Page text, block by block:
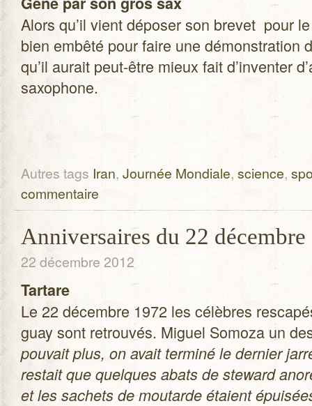
Alors qu’il vient dépo­ser son bre­vet pour
bien embêté pour faire une démons­tra­tion
qu’il aurait peut-être mieux fait d’inventer
saxophone.
Autres tags Iran, Journée Mondiale, science,
commentaire
Anniversaires du 22 décembre
22 décembre 2012
Tar­tare
Le 22 décembre 1972 les célèbres
guay sont retrou­vés. Miguel Somoza un
pou­vait plus, on avait ter­miné le der­nier
res­tait que quelques abats de ste­ward
et les sachets de mou­tarde étaient